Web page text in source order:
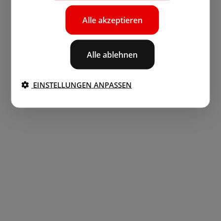
Alle akzeptieren
Alle ablehnen
EINSTELLUNGEN ANPASSEN